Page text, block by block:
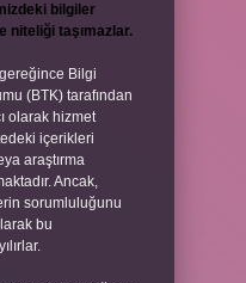
bilgiler
niteliği taşımazlar.
Bilgi
(BTK) tarafından
olarak hizmet
içerikleri
araştırma
Ancak,
sorumluluğunu
bu